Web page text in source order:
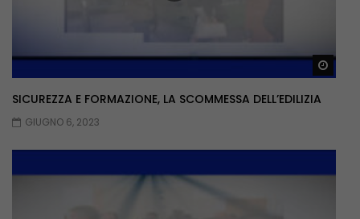
SICUREZZA E FORMAZIONE, LA SCOMMESSA DELL’EDILIZIA
GIUGNO 6, 2023